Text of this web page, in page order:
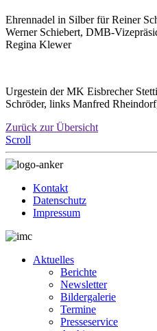
Ehrennadel in Silber für Reiner
Werner Schiebert, DMB-
Regina Klewer
Urgestein der MK Eisbrecher
Schröder, links Manfred
Zurück zur Übersicht
Scroll
Kontakt
Datenschutz
Impressum
Aktuelles
Berichte
Newsletter
Bildergalerie
Termine
Presseservice